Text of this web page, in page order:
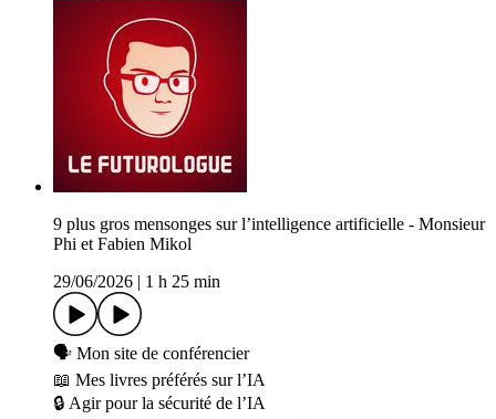
9 plus gros mensonges sur l’intelligence artificielle - Monsieur
Phi et Fabien Mikol
29/06/2026
1 h 25 min
🗣️ ⁠⁠⁠⁠⁠⁠⁠⁠⁠⁠Mon site⁠⁠⁠⁠⁠⁠⁠⁠⁠⁠ de conférencier
📖 ⁠⁠⁠⁠⁠⁠⁠Mes livres préférés sur l’IA⁠⁠⁠⁠⁠⁠⁠
🔒 Agir pour la sécurité de l’IA